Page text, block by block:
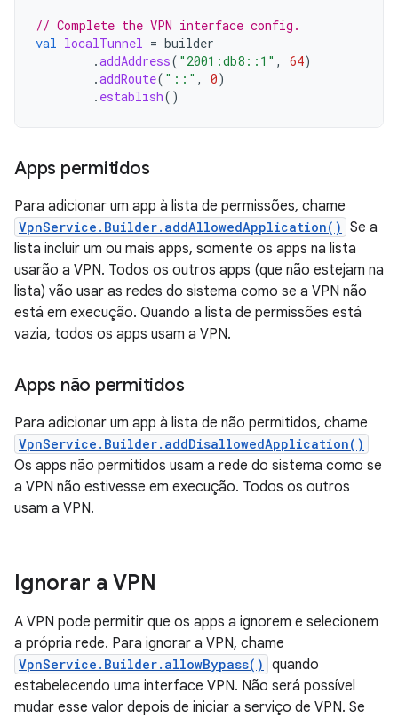
// Complete the VPN interface config.
val localTunnel = builder
.addAddress( "2001:db8::1" , 64)
.addRoute( "::" , 0)
. establish()
Apps permitidos
Para adicionar um app à lista de permissões, chame
VpnService.Builder.addAllowedApplication() Se a
lista incluir um ou mais apps, somente os apps na lista
usarão a VPN. Todos os outros apps (que não estejam na
lista) vão usar as redes do sistema como se a VPN não
está em execução. Quando a lista de permissões está
vazia, todos os apps usam a VPN.
Apps não permitidos
Para adicionar um app à lista de não permitidos, chame
VpnService.Builder.addDisallowedApplication()
Os apps não permitidos usam a rede do sistema como se
a VPN não estivesse em execução. Todos os outros
usam a VPN.
Ignorar a VPN
A VPN pode permitir que os apps a ignorem e selecionem
a própria rede. Para ignorar a VPN, chame
VpnService.Builder.allowBypass() quando
estabelecendo uma interface VPN. Não será possível
mudar esse valor depois de iniciar a serviço de VPN. Se